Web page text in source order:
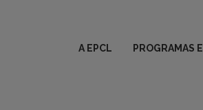
A EPCL PROGRAMAS